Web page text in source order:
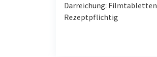
Darreichung: Filmtabletten
Rezeptpflichtig